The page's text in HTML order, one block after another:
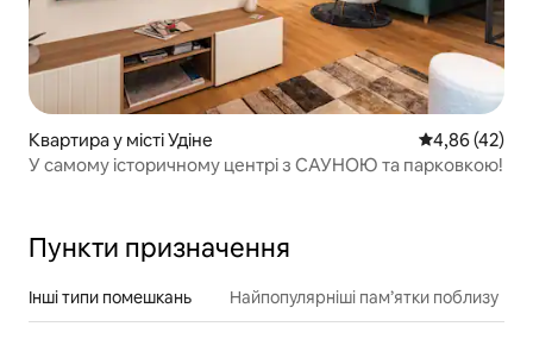
Квартира у місті Удіне Середня
4,86 (42)
У самому історичному центрі з САУНОЮ та парковкою!
Пункти призначення
Інші типи помешкань Найпопулярніші пам’ятки поблизу